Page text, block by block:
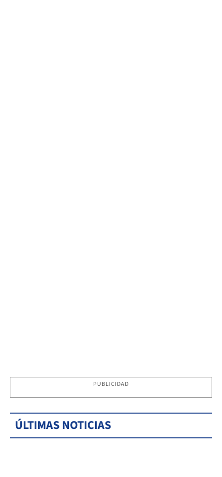
PUBLICIDAD
ÚLTIMAS NOTICIAS